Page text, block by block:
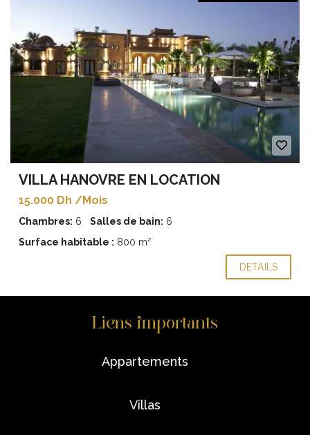
VILLA HANOVRE EN LOCATION
15.000 Dh /Mois
Chambres: 6 Salles de bain: 6
Surface habitable : 800 m²
DETAILS
Liens importants
appartements
villas